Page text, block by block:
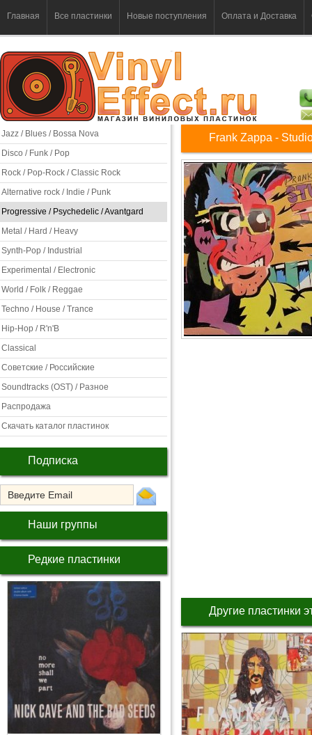
Главная Все пластинки Новые поступления Оплата и Доставка
Jazz / Blues / Bossa Nova
Disco / Funk / Pop
Rock / Pop-Rock / Classic Rock
Alternative rock / Indie / Punk
Progressive / Psychedelic / Avantgard
Metal / Hard / Heavy
Synth-Pop / Industrial
Experimental / Electronic
World / Folk / Reggae
Techno / House / Trance
Hip-Hop / R'n'B
Classical
Советские / Российские
Soundtracks (OST) / Разное
Распродажа
Скачать каталог пластинок
Подписка
Наши группы
Редкие пластинки
Frank Zappa -
Другие пластинки